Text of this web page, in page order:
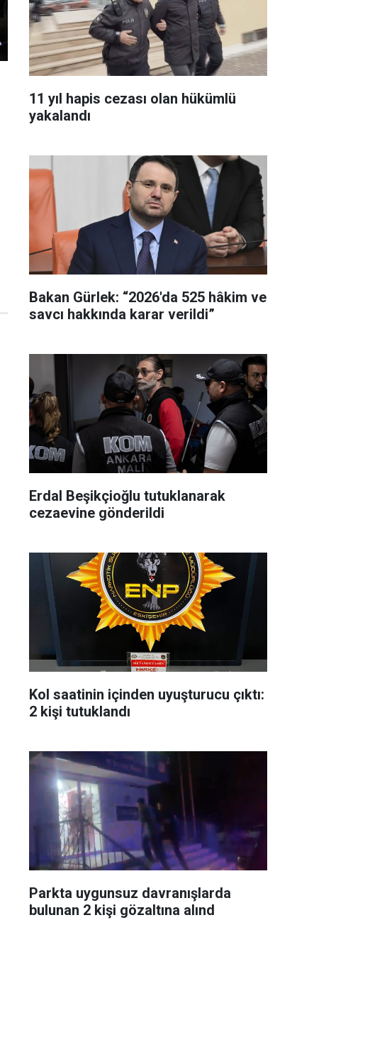
11 yıl hapis cezası olan hükümlü
yakalandı
Bakan Gürlek: “2026'da 525 hâkim ve
savcı hakkında karar verildi”
Erdal Beşikçioğlu tutuklanarak
cezaevine gönderildi
Kol saatinin içinden uyuşturucu çıktı:
2 kişi tutuklandı
Parkta uygunsuz davranışlarda
bulunan 2 kişi gözaltına alınd